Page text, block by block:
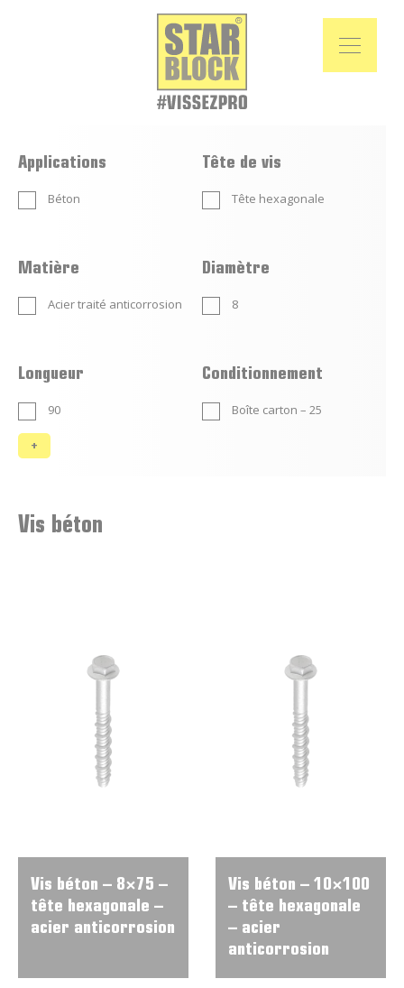
Applications
Béton
Tête de vis
Tête hexagonale
Matière
Acier traité anticorrosion
Diamètre
8
Longueur
90
Conditionnement
Boîte carton – 25
Vis béton
Vis béton – 8×75 –
tête hexagonale –
acier anticorrosion
Vis béton – 10×100
– tête hexagonale
– acier
anticorrosion